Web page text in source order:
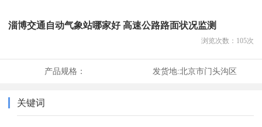
淄博交通自动气象站哪家好 高速公路路面状况监测
浏览次数： 105次
产品规格： 发货地:北京市门头沟区
关键词